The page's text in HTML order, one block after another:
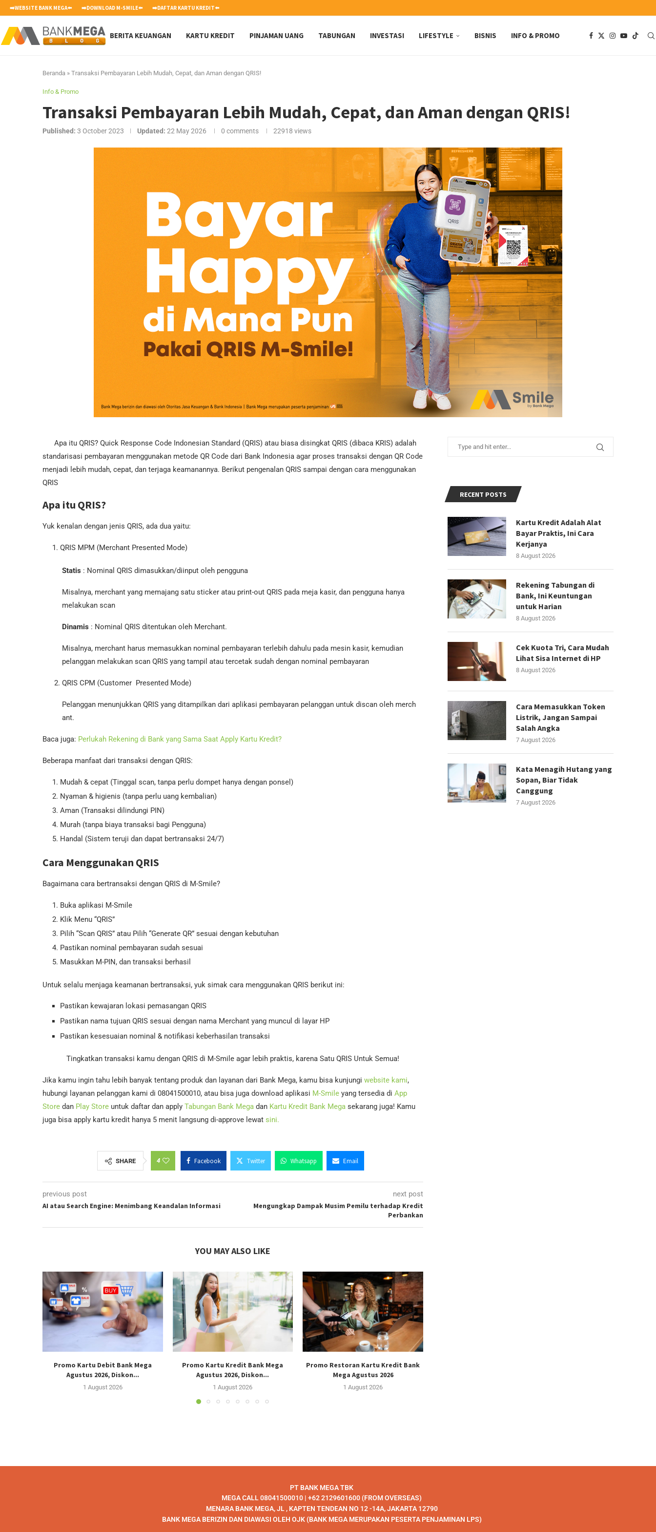
➡️WEBSITE BANK MEGA⬅️ ➡️DOWNLOAD M-SMILE⬅️ ➡️DAFTAR KARTU KREDIT⬅️
BERITA KEUANGAN KARTU KREDIT PINJAMAN UANG TABUNGAN INVESTASI LIFESTYLE BISNIS INFO & PROMO
Beranda » Transaksi Pembayaran Lebih Mudah, Cepat, dan Aman dengan QRIS!
Info & Promo
Transaksi Pembayaran Lebih Mudah, Cepat, dan Aman dengan QRIS!
Published: 3 October 2023 Updated: 22 May 2026 0 comments 22918 views
Apa itu QRIS? Quick Response Code Indonesian Standard (QRIS) atau biasa disingkat QRIS (dibaca KRIS) adalah
standarisasi pembayaran menggunakan metode QR Code dari Bank Indonesia agar proses transaksi dengan QR Code
menjadi lebih mudah, cepat, dan terjaga keamanannya. Berikut pengenalan QRIS sampai dengan cara menggunakan
QRIS
Apa itu QRIS?
Yuk kenalan dengan jenis QRIS, ada dua yaitu:
QRIS MPM (Merchant Presented Mode)
Statis : Nominal QRIS dimasukkan/diinput oleh pengguna
Misalnya, merchant yang memajang satu sticker atau print-out QRIS pada meja kasir, dan pengguna hanya
melakukan scan
Dinamis : Nominal QRIS ditentukan oleh Merchant.
Misalnya, merchant harus memasukkan nominal pembayaran terlebih dahulu pada mesin kasir, kemudian
pelanggan melakukan scan QRIS yang tampil atau tercetak sudah dengan nominal pembayaran
2. QRIS CPM (Customer Presented Mode)
Pelanggan menunjukkan QRIS yang ditampilkan dari aplikasi pembayaran pelanggan untuk discan oleh merch​
ant.
Baca juga: Perlukah Rekening di Bank yang Sama Saat Apply Kartu Kredit?
Beberapa manfaat dari transaksi dengan QRIS:
Mudah & cepat (Tinggal scan, tanpa perlu dompet hanya dengan ponsel)
Nyaman & higienis (tanpa perlu uang kembalian)
Aman (Transaksi dilindungi PIN)
Murah (tanpa biaya transaksi bagi Pengguna)
Handal (Sistem teruji dan dapat bertransaksi 24/7)
Cara Menggunakan QRIS
Bagaimana cara bertransaksi dengan QRIS di M-Smile?
Buka aplikasi M-Smile
Klik Menu “QRIS”
Pilih “Scan QRIS” atau Pilih “Generate QR” sesuai dengan kebutuhan
Pastikan nominal pembayaran sudah sesuai
Masukkan M-PIN, dan transaksi berhasil
Untuk selalu menjaga keamanan bertransaksi, yuk simak cara menggunakan QRIS berikut ini:
Pastikan kewajaran lokasi pemasangan QRIS
Pastikan nama tujuan QRIS sesuai dengan nama Merchant yang muncul di layar HP
Pastikan kesesuaian nominal & notifikasi keberhasilan transaksi
Tingkatkan transaksi kamu dengan QRIS di M-Smile agar lebih praktis, karena Satu QRIS Untuk Semua!
Jika kamu ingin tahu lebih banyak tentang produk dan layanan dari Bank Mega, kamu bisa kunjungi website kami,
hubungi layanan pelanggan kami di 08041500010, atau bisa juga download aplikasi M-Smile yang tersedia di App
Store dan Play Store untuk daftar dan apply Tabungan Bank Mega dan Kartu Kredit Bank Mega sekarang juga! Kamu
juga bisa apply kartu kredit hanya 5 menit langsung di-approve lewat sini.
SHARE 4 Facebook Twitter Whatsapp Email
previous post
AI atau Search Engine: Menimbang Keandalan Informasi
next post
Mengungkap Dampak Musim Pemilu terhadap Kredit
Perbankan
YOU MAY ALSO LIKE
Promo Kartu Debit Bank Mega
Agustus 2026, Diskon...
1 August 2026
Promo Kartu Kredit Bank Mega
Agustus 2026, Diskon...
1 August 2026
Promo Restoran Kartu Kredit Bank
Mega Agustus 2026
1 August 2026
RECENT POSTS
Kartu Kredit Adalah Alat
Bayar Praktis, Ini Cara
Kerjanya
8 August 2026
Rekening Tabungan di
Bank, Ini Keuntungan
untuk Harian
8 August 2026
Cek Kuota Tri, Cara Mudah
Lihat Sisa Internet di HP
8 August 2026
Cara Memasukkan Token
Listrik, Jangan Sampai
Salah Angka
7 August 2026
Kata Menagih Hutang yang
Sopan, Biar Tidak
Canggung
7 August 2026
PT BANK MEGA TBK
MEGA CALL 08041500010 | +62 2129601600 (FROM OVERSEAS)
MENARA BANK MEGA, JL , KAPTEN TENDEAN NO 12 -14A, JAKARTA 12790
BANK MEGA BERIZIN DAN DIAWASI OLEH OJK (BANK MEGA MERUPAKAN PESERTA PENJAMINAN LPS)